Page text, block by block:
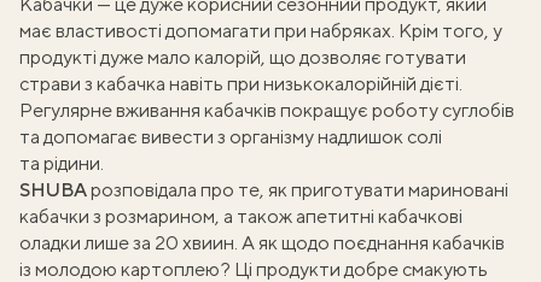
має властивості допомагати при набряках. Крім того, у
продукті дуже мало калорій, що дозволяє готувати
страви з кабачка навіть при низькокалорійній дієті.
Регулярне вживання кабачків покращує роботу суглобів
та допомагає вивести з організму надлишок солі
та рідини.
SHUBAрозповідала про те, як приготувати мариновані
кабачки з розмарином, а також апетитні кабачкові
оладкилише за 20 хвиин. А як щодо поєднання кабачків
із молодою картоплею? Ці продукти добре смакують